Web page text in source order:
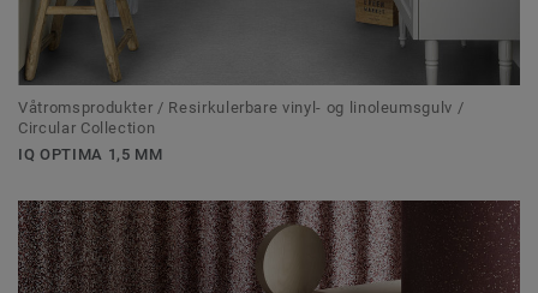
Våtromsprodukter / Resirkulerbare vinyl- og linoleumsgulv /
Circular Collection
IQ OPTIMA 1,5 MM